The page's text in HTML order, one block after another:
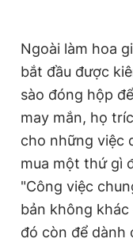
Ngoài làm hoa
bắt đầu được
sào đóng hộp
may mắn, họ
cho những việc
mua một thứ gì
"Công việc
bản không
đó còn để dành